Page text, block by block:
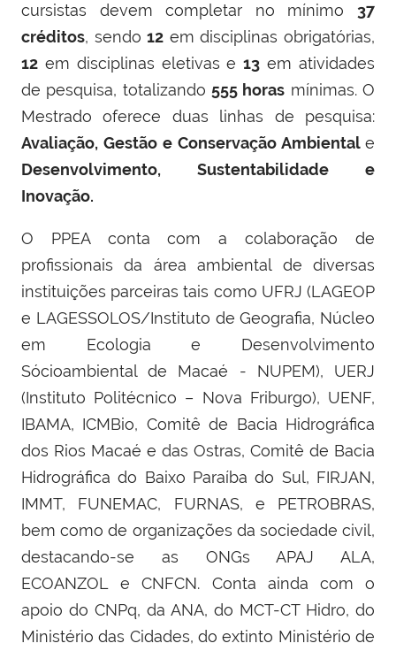
cursistas devem completar no mínimo 37
créditos, sendo12 em disciplinas obrigatórias,
12 em disciplinas eletivas e13 em atividades
de pesquisa, totalizando 555 horas mínimas. O
Mestrado oferece duas linhas de pesquisa:
Avaliação, Gestão e Conservação Ambiental e
Desenvolvimento, Sustentabilidade e
Inovação.
O PPEA conta com a colaboração de
profissionais da área ambiental de diversas
instituições parceiras tais como UFRJ (LAGEOP
e LAGESSOLOS/Instituto de Geografia, Núcleo
em Ecologia e Desenvolvimento
Sócioambiental de Macaé - NUPEM), UERJ
(Instituto Politécnico – Nova Friburgo), UENF,
IBAMA, ICMBio, Comitê de Bacia Hidrográfica
dos Rios Macaé e das Ostras, Comitê de Bacia
Hidrográfica do Baixo Paraíba do Sul, FIRJAN,
IMMT, FUNEMAC, FURNAS, e PETROBRAS,
bem como de organizações da sociedade civil,
destacando-se as ONGs APAJ ALA,
ECOANZOL e CNFCN. Conta ainda com o
apoio do CNPq, da ANA, do MCT-CT Hidro, do
Ministério das Cidades, do extinto Ministério de